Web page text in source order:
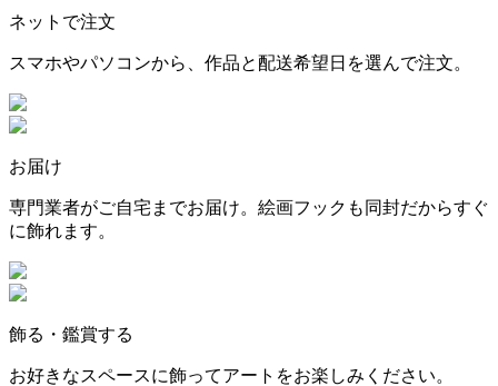
ネットで注文
スマホやパソコンから、作品と配送希望日を選んで注文。
お届け
専門業者がご自宅までお届け。絵画フックも同封だからすぐ
に飾れます。
飾る・鑑賞する
お好きなスペースに飾ってアートをお楽しみください。